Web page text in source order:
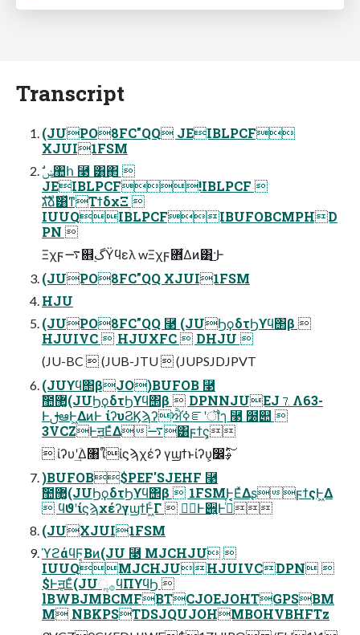
Transcript
(JUPO8FC"QQ JEIBLPCF
XJUI1FSM
JEIBLPCF!IBLPCF 
גࣜձࣾ͸ͯͳΤϯδχΞ 
IUUQIBLPCFIBUFOBCMPHD
PN 
Ξχϝ࠷଎࣮گΫϥελ wΞχϝؔ܎͋Δͷ͸͜͜·Ͱ
(JUPO8FC"QQ XJUI1FSM
HJU
(JUPO8FC"QQ ⿣ (JUϦϙδτϦϒϥ΢β 
HJUIVC  HJUXFC  DHJU 
(JU-BC  (JUB-JTU  (JUPSJDJPVT
(JUϒϥ΢βJO)BUFOB ⿣
ࣾ಺޲͚(JUϦϙδτϦϒϥ΢β  DPNNJUEJ⒎Λ63-
ͰࢦఆͰ͖ΔͷͰ ίʔυϨϏϡʔਐߦ֬ೝʹॏๅ ⿣ ໰୊ 
3VCZͰॻ͔ΕͯΔ࠷ۙ͸ϝϯς͕
 ίʔυʹؔ͢Δ৘ใίϛϡχέʔ γϣϯͱίʔυ͕෼ࢄ͕ͪ͠
)BUFOB$PEF'SJEHF ⿣
ࣾ಺޲͚(JUϦϙδτϦϒϥ΢β  1FSMͰ͔͔ΕͯΔʂϝϯςͰ͖Δ
 ϥϑʹίϛϡχέʔγϣϯͰ͖ͨΓ  ߹॓Ͱ੎͍Ͱ࡞ͬͨ
(JUXJUI1FSM
ϓϩάϥϜ͔Βͷ(JU ⿣ MJCHJU 
IUUQMJCHJUHJUIVCDPN 
$Ͱॻ͔Εͨ(JUૢ࡞ϥΠϒϥϦ 
lBWBJMBCMFBTCJOEJOHTGPSBM
M NBKPSTDSJQUJOHMBOHVBHFTz